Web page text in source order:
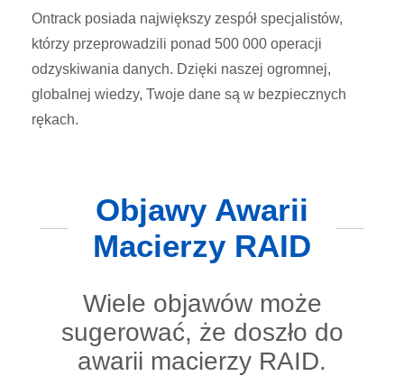
Ontrack posiada największy zespół specjalistów,
którzy przeprowadzili ponad 500 000 operacji
odzyskiwania danych. Dzięki naszej ogromnej,
globalnej wiedzy, Twoje dane są w bezpiecznych
rękach.
Objawy Awarii
Macierzy RAID
Wiele objawów może
sugerować, że doszło do
awarii macierzy RAID.